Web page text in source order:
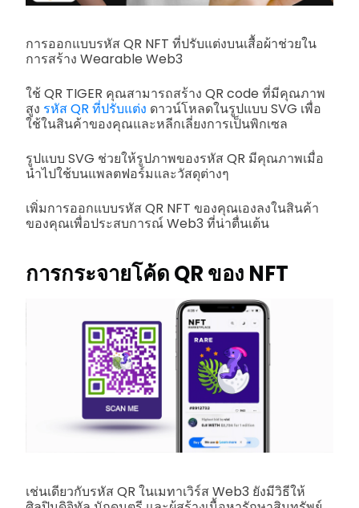
การออกแบบรหัส QR NFT ที่ปรับแต่งบนเสื้อผ้าช่วยใน
การสร้าง Wearable Web3
ใช้ QR TIGER คุณสามารถสร้าง QR code ที่มีคุณภาพ
สูง รหัส QR ที่ปรับแต่ง ดาวน์โหลดในรูปแบบ SVG เพื่อ
ใช้ในสินค้าของคุณและหลีกเลี่ยงการเป็นพิกเซล
รูปแบบ SVG ช่วยให้รูปภาพของรหัส QR มีคุณภาพเมื่อ
นำไปใช้บนแพลตฟอร์มและวัสดุต่างๆ
เพิ่มการออกแบบรหัส QR NFT ของคุณเองลงในสินค้า
ของคุณเพื่อประสบการณ์ Web3 ที่น่าตื่นเต้น
การกระจายโค้ด QR ของ NFT
เช่นเดียวกับรหัส QR ในเมทาเวิร์ส Web3 ยังมีวิธีให้